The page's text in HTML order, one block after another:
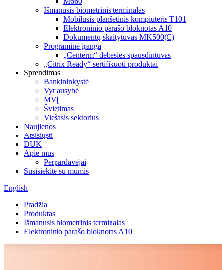
Išmanusis biometrinis terminalas
Mobilusis planšetinis kompiuteris T101
Elektroninio parašo bloknotas A10
Dokumentų skaitytuvas MK500(C)
Programinė įranga
„Centerm“ debesies spausdintuvas
„Citrix Ready“ sertifikuoti produktai
Sprendimas
Bankininkystė
Vyriausybė
MVĮ
Švietimas
Viešasis sektorius
Naujienos
Atsisiųsti
DUK
Apie mus
Perpardavėjai
Susisiekite su mumis
English
Pradžia
Produktas
Išmanusis biometrinis terminalas
Elektroninio parašo bloknotas A10